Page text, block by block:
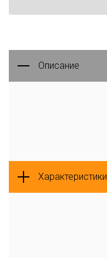
Описание
Характеристики